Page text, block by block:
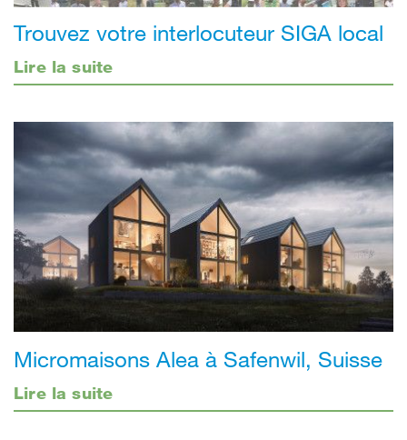
Trouvez votre interlocuteur SIGA local
Lire la suite
Micromaisons Alea à Safenwil, Suisse
Lire la suite